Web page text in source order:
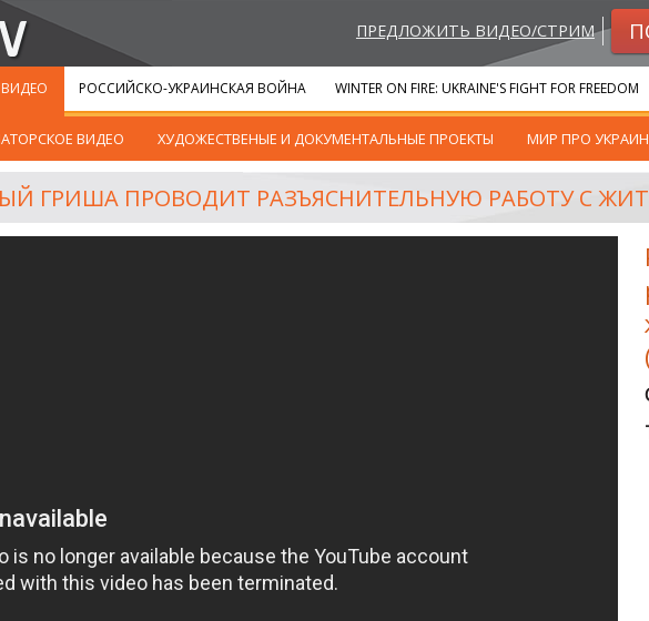
ПРЕДЛОЖИТЬ ВИДЕО/СТРИМ
ВИДЕО
ВИДЕО ХУДОЖЕСТВЕНЫЕ И ДОКУМЕНТАЛЬНЫЕ ПРОЕКТЫ МИР ПРО
РОССИЙСКО-УКРАИНСКАЯ ВОЙНА WINTER ON FIRE: UKRAINE'S FIGHT FOR FREEDOM